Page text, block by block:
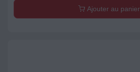
Ajouter au panier